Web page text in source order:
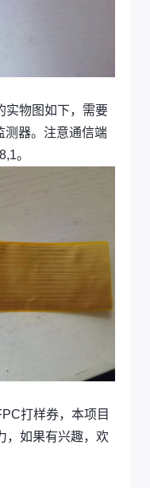
实物图如下，需要
测器。注意通信端
。
打样券，本项目
，如果有兴趣，欢